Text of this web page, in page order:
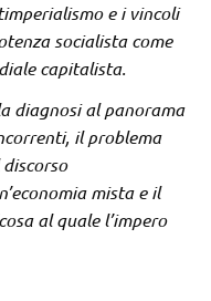
e i vincoli
socialista come
capitalista.
diagnosi al panorama
il problema
mista e il
al quale l’impero